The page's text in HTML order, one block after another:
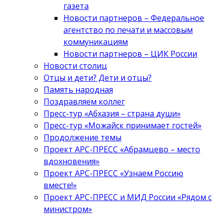
газета
Новости партнеров – Федеральное
агентство по печати и массовым
коммуникациям
Новости партнеров – ЦИК России
Новости столиц
Отцы и дети? Дети и отцы?
Память народная
Поздравляем коллег
Пресс-тур «Абхазия – страна души»
Пресс-тур «Можайск принимает гостей»
Продолжение темы
Проект АРС-ПРЕСС «Абрамцево – место
вдохновения»
Проект АРС-ПРЕСС «Узнаем Россию
вместе!»
Проект АРС-ПРЕСС и МИД России «Рядом с
министром»